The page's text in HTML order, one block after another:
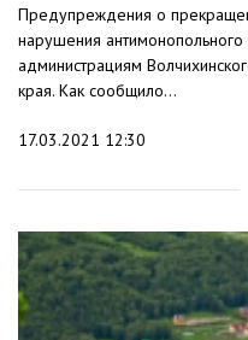
Предупреждения о
нарушения антимонопольного
администрациям
края. Как сообщило...
17.03.2021 12:30